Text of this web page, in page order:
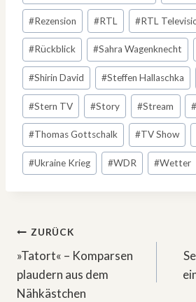
#Rezension #RTL #RTL
#Rückblick #Sahra Wagenknecht
#Shirin David #Steffen Hallaschka
#Stern TV #Story #Stream
#Thomas Gottschalk #TV Show
#Ukraine Krieg #WDR #Wetter
ZURÜCK
»Tatort« – Komparsen
plaudern aus dem
Nähkästchen